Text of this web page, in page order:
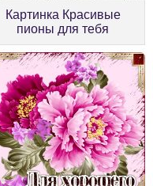
Картинка Красивые
пионы для тебя